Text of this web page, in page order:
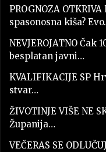
PROGNOZA
spasonosna kiša?
NEVJEROJATNO
besplatan javni…
KVALIFIKACIJE SP
stvar…
ŽIVOTINJE VIŠE NE
Županija…
VEČERAS SE